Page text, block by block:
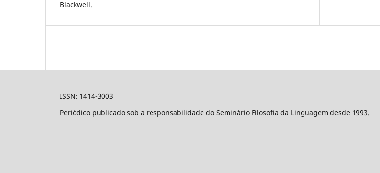
Blackwell.
ISSN: 1414-3003
Periódico publicado sob a responsabilidade do Seminário Filosofia da Linguagem desde 1993.